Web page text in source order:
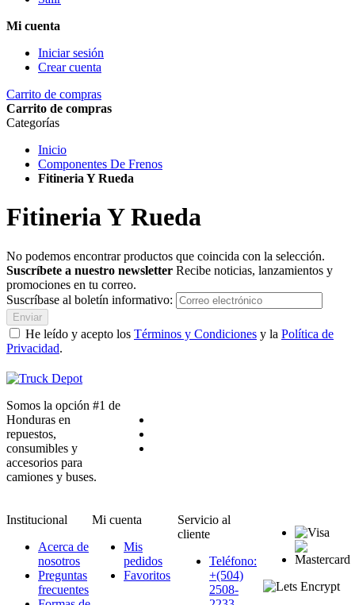
Mi cuenta
Iniciar sesión
Crear cuenta
Carrito de compras
Carrito de compras
Categorías
Inicio
Componentes De Frenos
Fitineria Y Rueda
Fitineria Y Rueda
No podemos encontrar productos que coincida con la selección.
Suscríbete a nuestro newsletter Recibe noticias, lanzamientos y
promociones en tu correo.
Suscríbase al boletín informativo:
Enviar
He leído y acepto los Términos y Condiciones y la Política de
Privacidad.
Somos la opción #1 de
Honduras en
repuestos,
consumibles y
accesorios para
camiones y buses.
Institucional
Acerca de
nosotros
Preguntas
frecuentes
Mi cuenta
Mis
pedidos
Favoritos
Servicio al
cliente
Teléfono:
+(504)
2508-